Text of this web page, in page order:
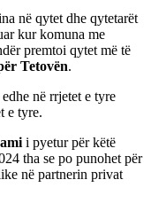
në qytet dhe qytetarët
kur komuna me
premtoi qytet më të
Tetovën.
në rrjetet e tyre
e tyre.
i pyetur për këtë
tha se po punohet për
në partnerin privat